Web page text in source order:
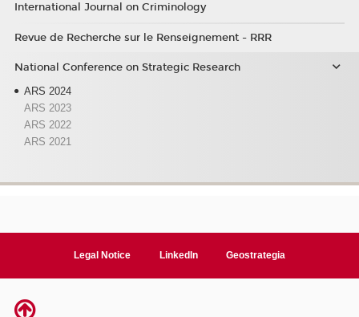
International Journal on Criminology
Revue de Recherche sur le Renseignement - RRR
National Conference on Strategic Research
ARS 2024
ARS 2023
ARS 2022
ARS 2021
Legal Notice LinkedIn Geostrategia